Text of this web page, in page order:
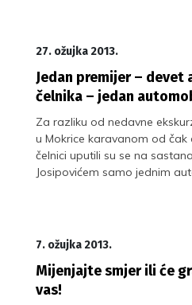
27. ožujka 2013.
Jedan premijer –
čelnika – jedan
Za razliku od nedavne
u Mokrice karavanom od čak
čelnici uputili su se na
Josipovićem samo jednim
7. ožujka 2013.
Mijenjajte smjer ili će
vas!